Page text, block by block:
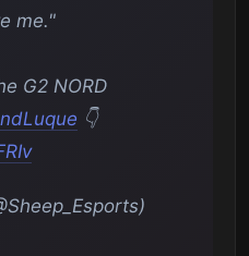
me."
G2 NORD
👇